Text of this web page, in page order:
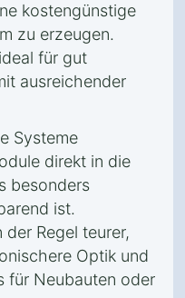
kostengünstige
zu erzeugen.
für gut
ausreichender
Systeme
direkt in die
besonders
ist.
Regel teurer,
Optik und
für Neubauten oder